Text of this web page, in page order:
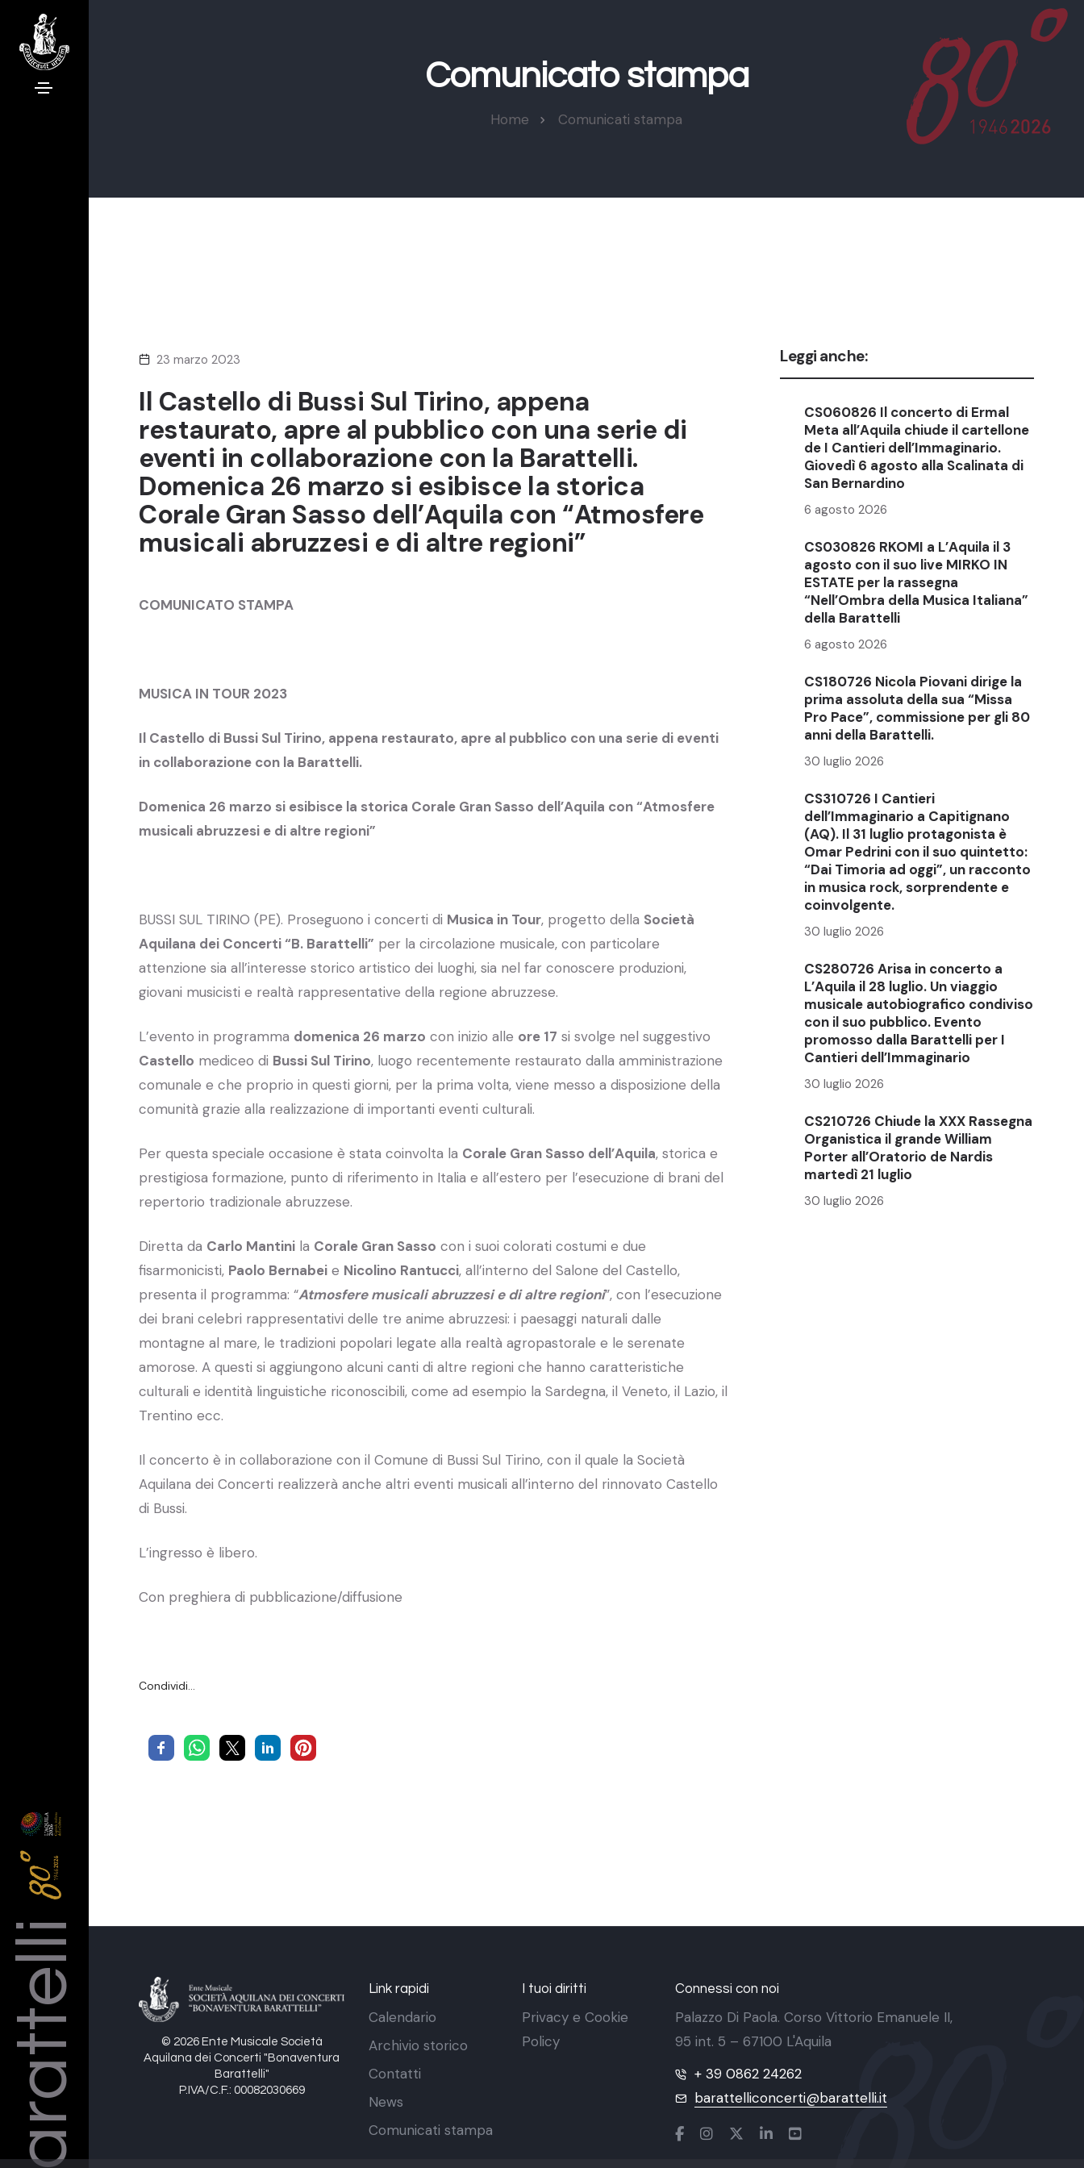
Barattelli
Comunicato stampa
Home Comunicati stampa
23 marzo 2023
Il Castello di Bussi Sul Tirino, appena
restaurato, apre al pubblico con una serie di
eventi in collaborazione con la Barattelli.
Domenica 26 marzo si esibisce la storica
Corale Gran Sasso dell’Aquila con “Atmosfere
musicali abruzzesi e di altre regioni”
COMUNICATO STAMPA
MUSICA IN TOUR 2023
Il Castello di Bussi Sul Tirino, appena restaurato, apre al pubblico con una serie di eventi
in collaborazione con la Barattelli.
Domenica 26 marzo si esibisce la storica Corale Gran Sasso dell’Aquila con “Atmosfere
musicali abruzzesi e di altre regioni”
BUSSI SUL TIRINO (PE). Proseguono i concerti di Musica in Tour, progetto della Società
Aquilana dei Concerti “B. Barattelli” per la circolazione musicale, con particolare
attenzione sia all’interesse storico artistico dei luoghi, sia nel far conoscere produzioni,
giovani musicisti e realtà rappresentative della regione abruzzese.
L’evento in programma domenica 26 marzo con inizio alle ore 17 si svolge nel suggestivo
Castello mediceo di Bussi Sul Tirino, luogo recentemente restaurato dalla amministrazione
comunale e che proprio in questi giorni, per la prima volta, viene messo a disposizione della
comunità grazie alla realizzazione di importanti eventi culturali.
Per questa speciale occasione è stata coinvolta la Corale Gran Sasso dell’Aquila, storica e
prestigiosa formazione, punto di riferimento in Italia e all’estero per l’esecuzione di brani del
repertorio tradizionale abruzzese.
Diretta da Carlo Mantini la Corale Gran Sasso con i suoi colorati costumi e due
fisarmonicisti, Paolo Bernabei e Nicolino Rantucci, all’interno del Salone del Castello,
presenta il programma: “Atmosfere musicali abruzzesi e di altre regioni”, con l’esecuzione
dei brani celebri rappresentativi delle tre anime abruzzesi: i paesaggi naturali dalle
montagne al mare, le tradizioni popolari legate alla realtà agropastorale e le serenate
amorose. A questi si aggiungono alcuni canti di altre regioni che hanno caratteristiche
culturali e identità linguistiche riconoscibili, come ad esempio la Sardegna, il Veneto, il Lazio, il
Trentino ecc.
Il concerto è in collaborazione con il Comune di Bussi Sul Tirino, con il quale la Società
Aquilana dei Concerti realizzerà anche altri eventi musicali all’interno del rinnovato Castello
di Bussi.
L’ingresso è libero.
Con preghiera di pubblicazione/diffusione
Condividi…
Leggi anche:
CS060826 Il concerto di Ermal
Meta all’Aquila chiude il cartellone
de I Cantieri dell’Immaginario.
Giovedì 6 agosto alla Scalinata di
San Bernardino
6 agosto 2026
CS030826 RKOMI a L’Aquila il 3
agosto con il suo live MIRKO IN
ESTATE per la rassegna
“Nell’Ombra della Musica Italiana”
della Barattelli
6 agosto 2026
CS180726 Nicola Piovani dirige la
prima assoluta della sua “Missa
Pro Pace”, commissione per gli 80
anni della Barattelli.
30 luglio 2026
CS310726 I Cantieri
dell’Immaginario a Capitignano
(AQ). Il 31 luglio protagonista è
Omar Pedrini con il suo quintetto:
“Dai Timoria ad oggi”, un racconto
in musica rock, sorprendente e
coinvolgente.
30 luglio 2026
CS280726 Arisa in concerto a
L’Aquila il 28 luglio. Un viaggio
musicale autobiografico condiviso
con il suo pubblico. Evento
promosso dalla Barattelli per I
Cantieri dell’Immaginario
30 luglio 2026
CS210726 Chiude la XXX Rassegna
Organistica il grande William
Porter all’Oratorio de Nardis
martedì 21 luglio
30 luglio 2026
© 2026 Ente Musicale Società
Aquilana dei Concerti "Bonaventura
Barattelli"
P.IVA/C.F.: 00082030669
Link rapidi
Calendario
Archivio storico
Contatti
News
Comunicati stampa
I tuoi diritti
Privacy e Cookie
Policy
Connessi con noi
Palazzo Di Paola. Corso Vittorio Emanuele II,
95 int. 5 – 67100 L'Aquila
+ 39 0862 24262
barattelliconcerti@barattelli.it